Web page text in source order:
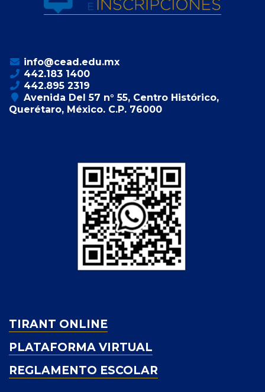
info@cead.edu.mx
442.183 1400
442.895 2319
Avenida Del 57 n° 55, Centro Histórico,
Querétaro, México. C.P. 76000
TIRANT ONLINE
PLATAFORMA VIRTUAL
REGLAMENTO ESCOLAR